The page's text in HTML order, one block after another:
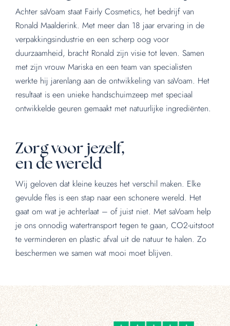
Achter saVoam staat Fairly Cosmetics, het bedrijf van
Ronald Maalderink. Met meer dan 18 jaar ervaring in de
verpakkingsindustrie en een scherp oog voor
duurzaamheid, bracht Ronald zijn visie tot leven. Samen
met zijn vrouw Mariska en een team van specialisten
werkte hij jarenlang aan de ontwikkeling van saVoam. Het
resultaat is een unieke handschuimzeep met speciaal
ontwikkelde geuren gemaakt met natuurlijke ingrediënten.
Zorg voor jezelf,
en de wereld
Wij geloven dat kleine keuzes het verschil maken. Elke
gevulde fles is een stap naar een schonere wereld. Het
gaat om wat je achterlaat – of juist niet. Met saVoam help
je ons onnodig watertransport tegen te gaan, CO2-uitstoot
te verminderen en plastic afval uit de natuur te halen. Zo
beschermen we samen wat mooi moet blijven.